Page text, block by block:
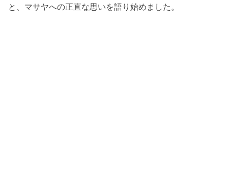
と、マサヤへの正直な思いを語り始めました。